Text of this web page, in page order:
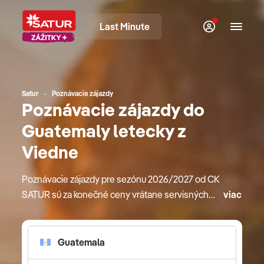
Last Minute
Satur Poznávacie zájazdy
Poznávacie zájazdy do
Guatemaly letecky z
Viedne
Poznávacie zájazdy pre sezónu 2026/2027 od CK
SATUR sú za konečné ceny vrátane servisných
ubytovanie, sprievodca či doprava sú v cene
zarátané aj výhody ako skupinové transfery na
letiská k odletom a príletom, miestne letiskové
viac